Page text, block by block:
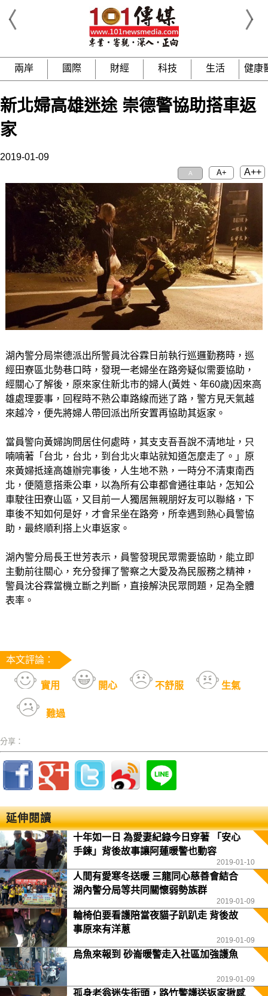
兩岸 國際 財經 科技 生活 健康
新北婦高雄迷途 崇德警協助搭車返
家
2019-01-09
A A+ A++
湖內警分局崇德派出所警員沈谷霖日前執行巡邏勤務時，巡
經田寮區北勢巷口時，發現一老婦坐在路旁疑似需要協助，
經關心了解後，原來家住新北市的婦人(黃姓、年60歲)因來高
雄處理要事，回程時不熟公車路線而迷了路，警方見天氣越
來越冷，便先將婦人帶回派出所安置再協助其返家。
當員警向黃婦詢問居住何處時，其支支吾吾說不清地址，只
喃喃著「台北，台北，到台北火車站就知道怎麼走了。」原
來黃婦抵達高雄辦完事後，人生地不熟，一時分不清東南西
北，便隨意搭乘公車，以為所有公車都會通往車站，怎知公
車駛往田寮山區，又目前一人獨居無親朋好友可以聯絡，下
車後不知如何是好，才會呆坐在路旁，所幸遇到熱心員警協
助，最終順利搭上火車返家。
湖內警分局長王世芳表示，員警發現民眾需要協助，能立即
主動前往關心，充分發揮了警察之大愛及為民服務之精神，
警員沈谷霖當機立斷之判斷，直接解決民眾問題，足為全體
表率。
本文評論：
實用 開心 不舒服 生氣
難過
分享：
延伸閱讀
十年如一日 為愛妻紀錄今日穿著 「安心
手鍊」背後故事讓阿蓮暖警也動容
2019-01-10
人間有愛寒冬送暖 三龍同心慈善會結合
湖內警分局等共同關懷弱勢族群
2019-01-09
輪椅伯要看護陪當夜貓子趴趴走 背後故
事原來有洋蔥
2019-01-09
烏魚來報到 砂崙暖警走入社區加強護魚
2019-01-09
孤身老翁迷失街頭，路竹警護送返家揪感